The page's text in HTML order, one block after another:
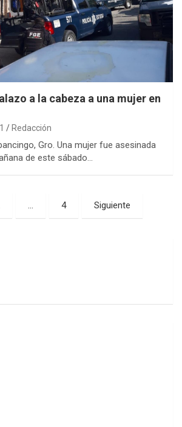
a la cabeza a una mujer en
Redacción
Gro. Una mujer fue asesinada
de este sábado…
… 4 Siguiente